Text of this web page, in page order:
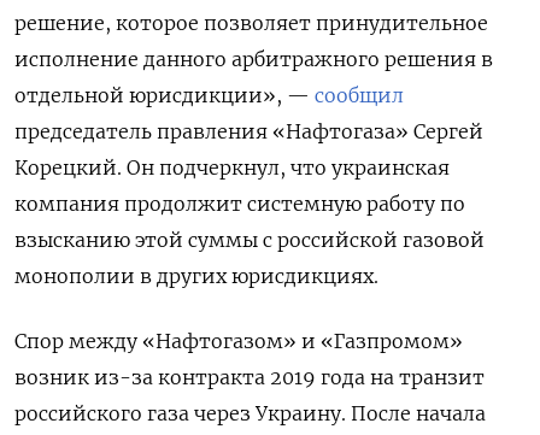
решение, которое позволяет принудительное
исполнение данного арбитражного решения в
отдельной юрисдикции», — сообщил
председатель правления «Нафтогаза» Сергей
Корецкий. Он подчеркнул, что украинская
компания продолжит системную работу по
взысканию этой суммы с российской газовой
монополии в других юрисдикциях.
Спор между «Нафтогазом» и «Газпромом»
возник из-за контракта 2019 года на транзит
российского газа через Украину. После начала